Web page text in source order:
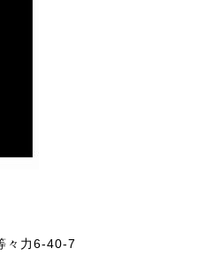
々力6-40-7